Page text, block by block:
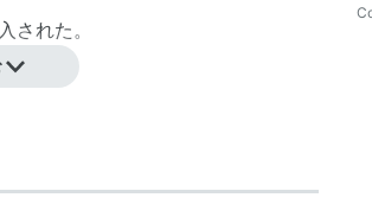
された。
め。
、